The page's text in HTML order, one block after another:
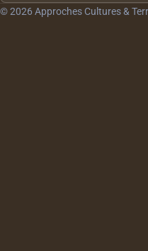
© 2026 Approches Cultures &